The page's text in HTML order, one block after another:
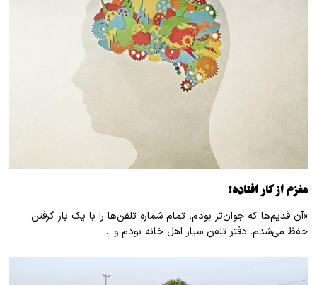
مغزم از کار افتاده!
«آن قدیم‌ها که جوان‌تر بودم، تمام شماره تلفن‌ها را با یک بار گرفتن
حفظ می‌شدم. دفتر تلفن سیار اهل خانه بودم و…